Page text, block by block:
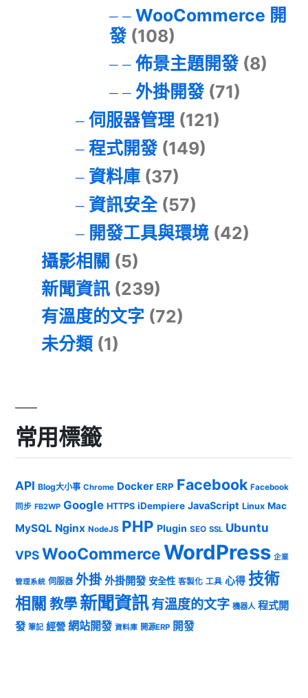
WooCommerce 開
發(108)
佈景主題開發(8)
外掛開發(71)
伺服器管理(121)
程式開發(149)
資料庫(37)
資訊安全(57)
開發工具與環境(42)
攝影相關 (5)
新聞資訊 (239)
有溫度的文字 (72)
未分類 (1)
常用標籤
API Blog大小事 Chrome Docker ERP Facebook Facebook
同步 FB2WP Google HTTPS iDempiere JavaScript Linux Mac
MySQL Nginx NodeJS PHP Plugin SEO SSL Ubuntu
VPSWooCommerceWordPress 企業
管理系統 伺服器 外掛 外掛開發 安全性 客製化 工具 心得 技術
相關 教學 新聞資訊有溫度的文字 機器人 程式開
發 筆記 經營 網站開發 資料庫 開源ERP 開發